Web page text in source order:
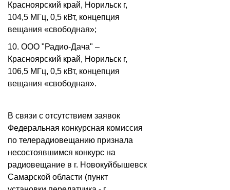
Красноярский край, Норильск г,
104,5 МГц, 0,5 кВт, концепция
вещания «свободная»;
10. ООО "Радио-Дача" –
Красноярский край, Норильск г,
106,5 МГц, 0,5 кВт, концепция
вещания «свободная».
В связи с отсутствием заявок
Федеральная конкурсная комиссия
по телерадиовещанию признала
несостоявшимся конкурс на
радиовещание в г. Новокуйбышевск
Самарской области (пункт